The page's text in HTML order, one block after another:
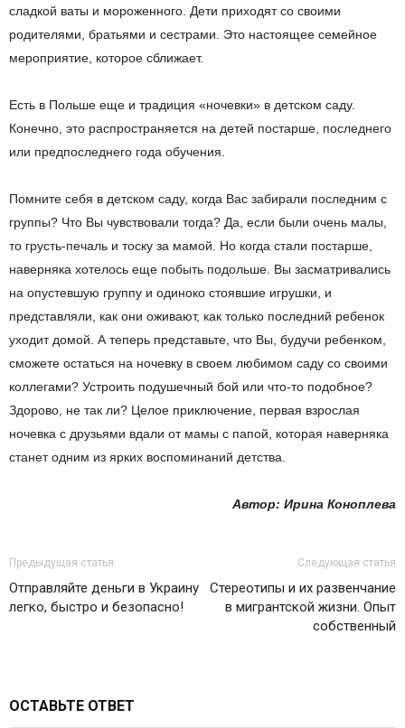
сладкой ваты и мороженного. Дети приходят со своими
родителями, братьями и сестрами. Это настоящее семейное
мероприятие, которое сближает.
Есть в Польше еще и традиция «ночевки» в детском саду.
Конечно, это распространяется на детей постарше, последнего
или предпоследнего года обучения.
Помните себя в детском саду, когда Вас забирали последним с
группы? Что Вы чувствовали тогда? Да, если были очень малы,
то грусть-печаль и тоску за мамой. Но когда стали постарше,
наверняка хотелось еще побыть подольше. Вы засматривались
на опустевшую группу и одиноко стоявшие игрушки, и
представляли, как они оживают, как только последний ребенок
уходит домой. А теперь представьте, что Вы, будучи ребенком,
сможете остаться на ночевку в своем любимом саду со своими
коллегами? Устроить подушечный бой или что-то подобное?
Здорово, не так ли? Целое приключение, первая взрослая
ночевка с друзьями вдали от мамы с папой, которая наверняка
станет одним из ярких воспоминаний детства.
Автор: Ирина Коноплева
Предыдущая статья
Отправляйте деньги в Украину
легко, быстро и безопасно!
Следующая статья
Стереотипы и их развенчание
в мигрантской жизни. Опыт
собственный
ОСТАВЬТЕ ОТВЕТ